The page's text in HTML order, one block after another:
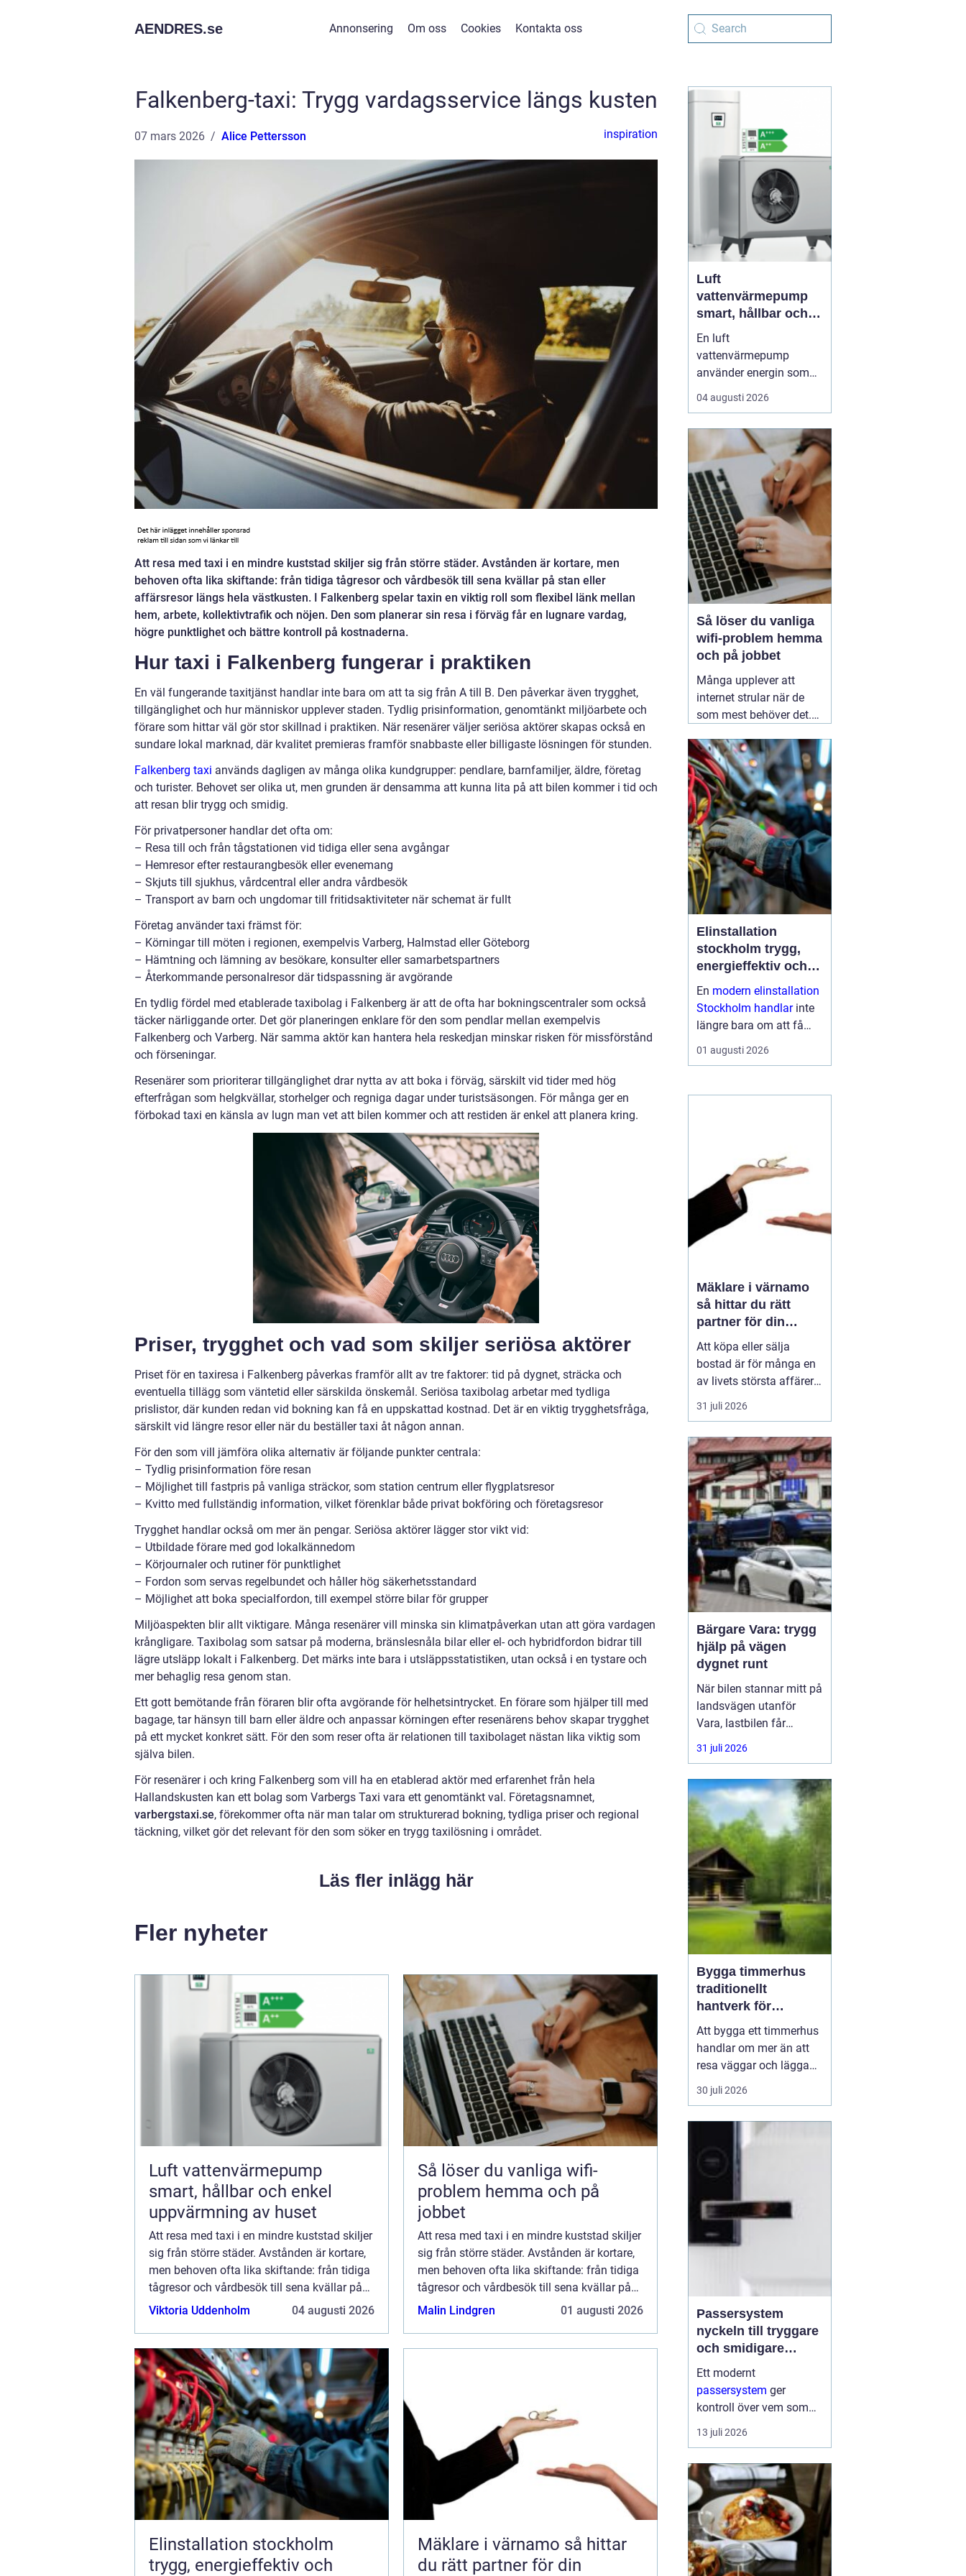
AENDRES.se Annonsering Om oss Cookies Kontakta oss
Falkenberg-taxi: Trygg vardagsservice längs kusten
07 mars 2026 Alice Pettersson inspiration
Att resa med taxi i en mindre kuststad skiljer sig från större städer. Avstånden är kortare, men
behoven ofta lika skiftande: från tidiga tågresor och vårdbesök till sena kvällar på stan eller
affärsresor längs hela västkusten. I Falkenberg spelar taxin en viktig roll som flexibel länk mellan
hem, arbete, kollektivtrafik och nöjen. Den som planerar sin resa i förväg får en lugnare vardag,
högre punktlighet och bättre kontroll på kostnaderna.
Hur taxi i Falkenberg fungerar i praktiken
En väl fungerande taxitjänst handlar inte bara om att ta sig från A till B. Den påverkar även trygghet,
tillgänglighet och hur människor upplever staden. Tydlig prisinformation, genomtänkt miljöarbete och
förare som hittar väl gör stor skillnad i praktiken. När resenärer väljer seriösa aktörer skapas också en
sundare lokal marknad, där kvalitet premieras framför snabbaste eller billigaste lösningen för stunden.
Falkenberg taxi används dagligen av många olika kundgrupper: pendlare, barnfamiljer, äldre, företag
och turister. Behovet ser olika ut, men grunden är densamma att kunna lita på att bilen kommer i tid och
att resan blir trygg och smidig.
För privatpersoner handlar det ofta om:
– Resa till och från tågstationen vid tidiga eller sena avgångar
– Hemresor efter restaurangbesök eller evenemang
– Skjuts till sjukhus, vårdcentral eller andra vårdbesök
– Transport av barn och ungdomar till fritidsaktiviteter när schemat är fullt
Företag använder taxi främst för:
– Körningar till möten i regionen, exempelvis Varberg, Halmstad eller Göteborg
– Hämtning och lämning av besökare, konsulter eller samarbetspartners
– Återkommande personalresor där tidspassning är avgörande
En tydlig fördel med etablerade taxibolag i Falkenberg är att de ofta har bokningscentraler som också
täcker närliggande orter. Det gör planeringen enklare för den som pendlar mellan exempelvis
Falkenberg och Varberg. När samma aktör kan hantera hela reskedjan minskar risken för missförstånd
och förseningar.
Resenärer som prioriterar tillgänglighet drar nytta av att boka i förväg, särskilt vid tider med hög
efterfrågan som helgkvällar, storhelger och regniga dagar under turistsäsongen. För många ger en
förbokad taxi en känsla av lugn man vet att bilen kommer och att restiden är enkel att planera kring.
Priser, trygghet och vad som skiljer seriösa aktörer
Priset för en taxiresa i Falkenberg påverkas framför allt av tre faktorer: tid på dygnet, sträcka och
eventuella tillägg som väntetid eller särskilda önskemål. Seriösa taxibolag arbetar med tydliga
prislistor, där kunden redan vid bokning kan få en uppskattad kostnad. Det är en viktig trygghetsfråga,
särskilt vid längre resor eller när du beställer taxi åt någon annan.
För den som vill jämföra olika alternativ är följande punkter centrala:
– Tydlig prisinformation före resan
– Möjlighet till fastpris på vanliga sträckor, som station centrum eller flygplatsresor
– Kvitto med fullständig information, vilket förenklar både privat bokföring och företagsresor
Trygghet handlar också om mer än pengar. Seriösa aktörer lägger stor vikt vid:
– Utbildade förare med god lokalkännedom
– Körjournaler och rutiner för punktlighet
– Fordon som servas regelbundet och håller hög säkerhetsstandard
– Möjlighet att boka specialfordon, till exempel större bilar för grupper
Miljöaspekten blir allt viktigare. Många resenärer vill minska sin klimatpåverkan utan att göra vardagen
krångligare. Taxibolag som satsar på moderna, bränslesnåla bilar eller el- och hybridfordon bidrar till
lägre utsläpp lokalt i Falkenberg. Det märks inte bara i utsläppsstatistiken, utan också i en tystare och
mer behaglig resa genom stan.
Ett gott bemötande från föraren blir ofta avgörande för helhetsintrycket. En förare som hjälper till med
bagage, tar hänsyn till barn eller äldre och anpassar körningen efter resenärens behov skapar trygghet
på ett mycket konkret sätt. För den som reser ofta är relationen till taxibolaget nästan lika viktig som
själva bilen.
För resenärer i och kring Falkenberg som vill ha en etablerad aktör med erfarenhet från hela
Hallandskusten kan ett bolag som Varbergs Taxi vara ett genomtänkt val. Företagsnamnet,
varbergstaxi.se, förekommer ofta när man talar om strukturerad bokning, tydliga priser och regional
täckning, vilket gör det relevant för den som söker en trygg taxilösning i området.
Läs fler inlägg här
Fler nyheter
Luft vattenvärmepump
smart, hållbar och enkel
uppvärmning av huset
Att resa med taxi i en mindre kuststad skiljer
sig från större städer. Avstånden är kortare,
men behoven ofta lika skiftande: från tidiga
tågresor och vårdbesök till sena kvällar på
stan el...
Viktoria Uddenholm 04 augusti 2026
Så löser du vanliga wifi-
problem hemma och på
jobbet
Att resa med taxi i en mindre kuststad skiljer
sig från större städer. Avstånden är kortare,
men behoven ofta lika skiftande: från tidiga
tågresor och vårdbesök till sena kvällar på
stan el...
Malin Lindgren 01 augusti 2026
Elinstallation stockholm
trygg, energieffektiv och
Mäklare i värnamo så hittar
du rätt partner för din
Luft
vattenvärmepump
smart, hållbar och
enkel uppvärmning
av huset
En luft
vattenvärmepump
använder energin som
redan finns i
utomhusluften för att
varmvatten. Den kräver
varken borrhål eller
grävning och kan sänka
uppvärmningskostnaden
med upp till omkring
7580 % jämfört med
äldre el- eller olje...
04 augusti 2026
Så löser du vanliga
wifi-problem hemma
och på jobbet
Många upplever att
internet strular när de
som mest behöver det.
videos hackar och
uppkopplingen faller
bort utan förvarning.
Ofta handlar det inte om
att internetleverantören
är dålig, utan01 augusti
2026
Elinstallation
stockholm trygg,
energieffektiv och
framtidssäker el i
företagslokaler
En modern elinstallation
Stockholm handlarinte
längre bara om att få
belysning och uttag på
rätt plats. För företag i
elen en central del av
01 augusti 2026
Mäklare i värnamo
så hittar du rätt
partner för din
bostadsaffär
Att köpa eller sälja
bostad är för många en
av livets största affärer.
Valet
Värnamo påverkar
stressig processen
upplevs. I en marknad
som rör sig snabbt, med
allt från...
31 juli 2026
Bärgare Vara: trygg
hjälp på vägen
dygnet runt
När bilen stannar mitt på
landsvägen utanför
Vara, lastbilen får
punktering i
rusningstrafik eller
på väg genom
Skaraborg är trygg och
snabb hjälp avgörande.
En
31 juli 2026
Bygga timmerhus
traditionellt
hantverk för
moderna behov
Att bygga ett timmerhus
handlar om mer än att
resa väggar och lägga
ett tak. Ett timmerhus är
ett långsiktigt hem,
som andas, åldras
vackert och ger en varm,
ombonad känsla.
att fler söker hållbara
boen...
30 juli 2026
Passersystem
nyckeln till tryggare
och smidigare
tillträde
Ett modernt
passersystem ger
kontroll över vem som
får komma in i en
byggnad, när de får
utrymmen. I stället för
fysiska nycklar används
ofta brickor, kort,...
13 juli 2026